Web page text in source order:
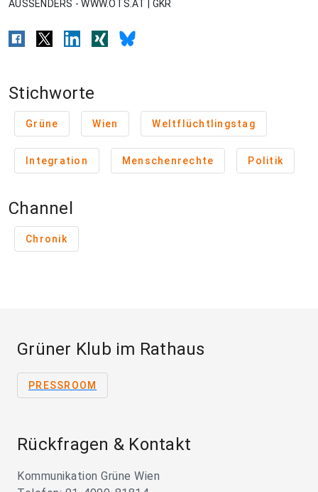
AUSSENDERS - WWW.OTS.AT | GKR
Stichworte
Grüne Wien Weltflüchtlingstag
Integration Menschenrechte Politik
Channel
Chronik
Grüner Klub im Rathaus
PRESSROOM
Rückfragen & Kontakt
Kommunikation Grüne Wien